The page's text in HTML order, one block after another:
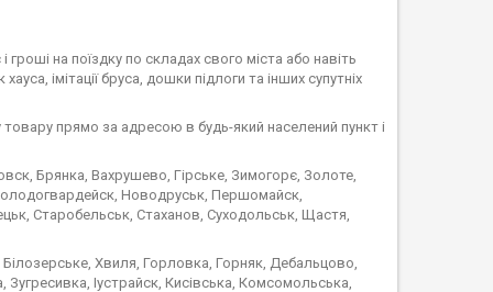
гроші на поїздку по складах свого міста або навіть
імітації бруса, дошки підлоги та інших супутніх
товару прямо за адресою в будь-який населений пункт і
Брянка, Вахрушево, Гірське, Зимогорє, Золоте,
Новодруськ, Першомайск,
Старобельськ, Стаханов, Суходольськ, Щастя,
Хвиля, Горловка, Горняк, Дебальцово,
Іустрайск, Кисівська, Комсомольська,